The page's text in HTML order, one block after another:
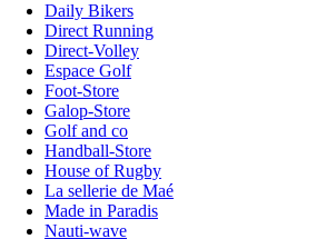
Daily Bikers
Direct Running
Direct-Volley
Espace Golf
Foot-Store
Galop-Store
Golf and co
Handball-Store
House of Rugby
La sellerie de Maé
Made in Paradis
Nauti-wave